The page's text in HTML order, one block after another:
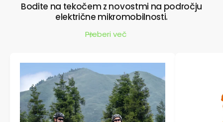
Bodite na tekočem z novostmi na področju
električne mikromobilnosti.
Preberi več